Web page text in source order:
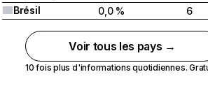
Brésil
0,0 % 6
Voir tous les pays →
10 fois plus d'informations quotidiennes.